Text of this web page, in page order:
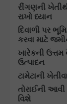
રીંગણની
રાખો ધ્યાન
દિવાળી પર
કરવા માટે
ખારેકની
ઉત્પાદન
ટામેટાની
તોરાઈની
વિશે